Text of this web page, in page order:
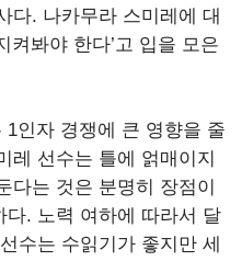
다. 나카무라 스미레에 대
켜봐야 한다’고 입을 모은
1인자 경쟁에 큰 영향을 줄
레 선수는 틀에 얽매이지
다는 것은 분명히 장점이
다. 노력 여하에 따라서 달
수는 수읽기가 좋지만 세